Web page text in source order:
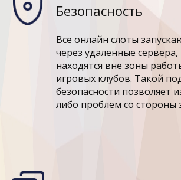
Безопасность
Все онлайн слоты
через удаленные
находятся вне зоны
игровых клубов. Такой
безопасности позволяет
либо проблем со стороны